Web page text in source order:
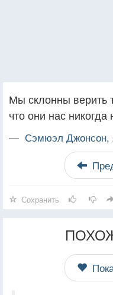
Мы склонны верить
что они нас
— Сэмюэл Джонсон,
Сохранить